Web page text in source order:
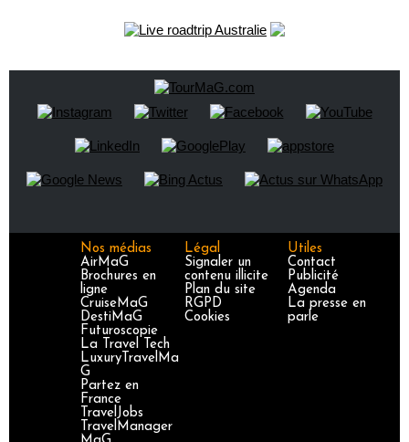
Nos médias
AirMaG
Brochures en
ligne
CruiseMaG
DestiMaG
Futuroscopie
La Travel Tech
LuxuryTravelMa
G
Partez en
France
TravelJobs
TravelManager
Légal
Signaler un
contenu illicite
Plan du site
RGPD
Cookies
Utiles
Contact
Publicité
Agenda
La presse en
parle